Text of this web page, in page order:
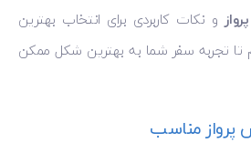
و نکات کاربردی برای انتخاب بهترین
تا تجربه سفر شما به بهترین شکل ممکن
پرواز مناسب